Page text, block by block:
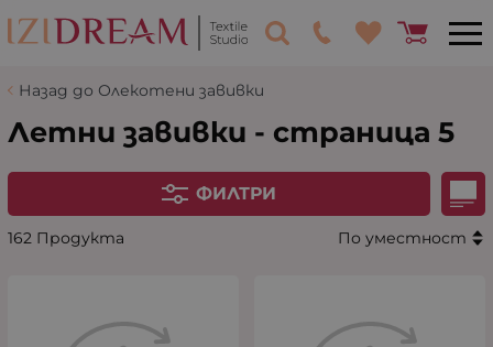
Назад до Олекотени завивки
Летни завивки - страница 5
ФИЛТРИ
162 Продукта По уместност